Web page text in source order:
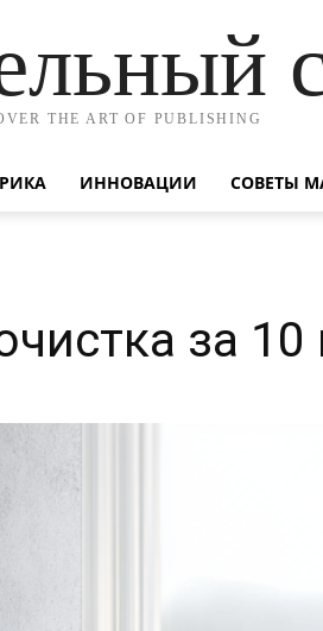
THE ART OF PUBLISHING
ИННОВАЦИИ СОВЕТЫ
за 10